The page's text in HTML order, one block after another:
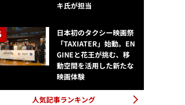
キ氏が担当
日本初のタクシー映画祭
「TAXIATER」始動。EN
GINEと花王が挑む、移
動空間を活用した新たな
映画体験
人気記事ランキング